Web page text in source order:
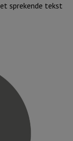
sprekende tekst